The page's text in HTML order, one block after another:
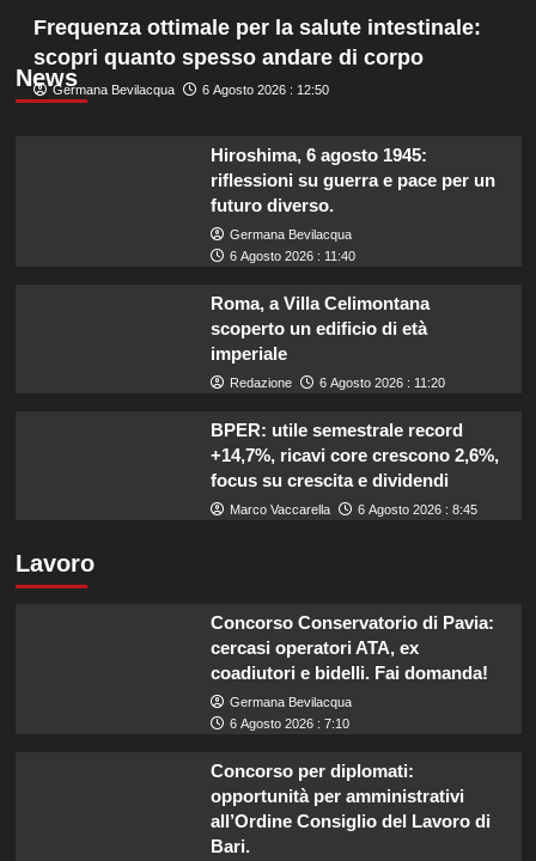
News
Frequenza ottimale per la salute intestinale:
scopri quanto spesso andare di corpo
Germana Bevilacqua 6 Agosto 2026 : 12:50
Hiroshima, 6 agosto 1945:
riflessioni su guerra e pace per un
futuro diverso.
Germana Bevilacqua
6 Agosto 2026 : 11:40
Roma, a Villa Celimontana
scoperto un edificio di età
imperiale
Redazione 6 Agosto 2026 : 11:20
BPER: utile semestrale record
+14,7%, ricavi core crescono 2,6%,
focus su crescita e dividendi
Marco Vaccarella 6 Agosto 2026 : 8:45
Lavoro
Concorso Conservatorio di Pavia:
cercasi operatori ATA, ex
coadiutori e bidelli. Fai domanda!
Germana Bevilacqua
6 Agosto 2026 : 7:10
Concorso per diplomati:
opportunità per amministrativi
all’Ordine Consiglio del Lavoro di
Bari.